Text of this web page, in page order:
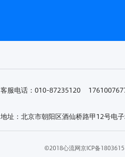
客服电话：010-87235120
地址：北京市朝阳区酒仙桥路甲12号电
©2018心流网京ICP备